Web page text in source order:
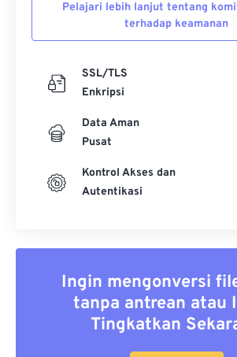
Pelajari lebih lanjut tentang
terhadap keamanan
SSL/TLS
Enkripsi
Data Aman
Pusat
Kontrol Akses dan
Autentikasi
Ingin mengonversi
tanpa antrean atau
Tingkatkan